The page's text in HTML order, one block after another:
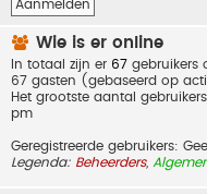
Wie is er online
In totaal zijn er 67 gebruikers
67 gasten (gebaseerd op
Het grootste aantal
pm
Geregistreerde gebruikers:
Legenda: Beheerders,